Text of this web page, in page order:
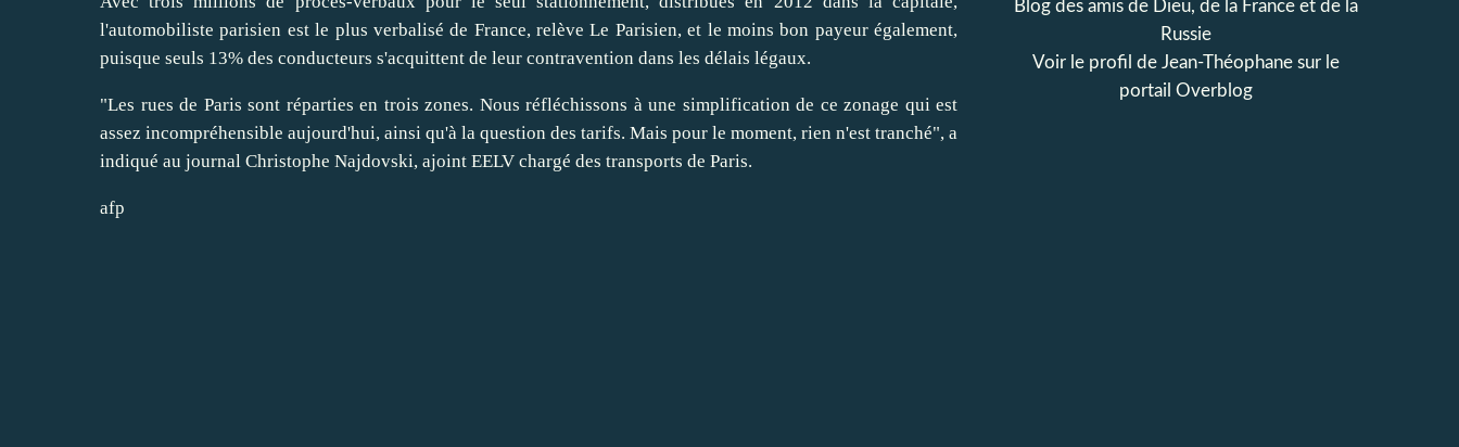
l'automobiliste parisien est le plus verbalisé de France, relève Le Parisien, et le moins bon payeur également,
puisque seuls 13% des conducteurs s'acquittent de leur contravention dans les délais légaux.
"Les rues de Paris sont réparties en trois zones. Nous réfléchissons à une simplification de ce zonage qui est
assez incompréhensible aujourd'hui, ainsi qu'à la question des tarifs. Mais pour le moment, rien n'est tranché", a
indiqué au journal Christophe Najdovski, ajoint EELV chargé des transports de Paris.
afp
Blog des amis de Dieu, de la France et de la
Russie
Voir le profil de Jean-Théophanesur le
portail Overblog